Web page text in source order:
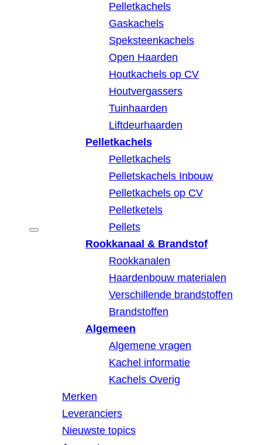
Pelletkachels
Gaskachels
Speksteenkachels
Open Haarden
Houtkachels op CV
Houtvergassers
Tuinhaarden
Liftdeurhaarden
Pelletkachels
Pelletkachels
Pelletskachels Inbouw
Pelletkachels op CV
Pelletketels
Pellets
Rookkanaal & Brandstof
Rookkanalen
Haardenbouw materialen
Verschillende brandstoffen
Brandstoffen
Algemeen
Algemene vragen
Kachel informatie
Kachels Overig
Merken
Leveranciers
Nieuwste topics